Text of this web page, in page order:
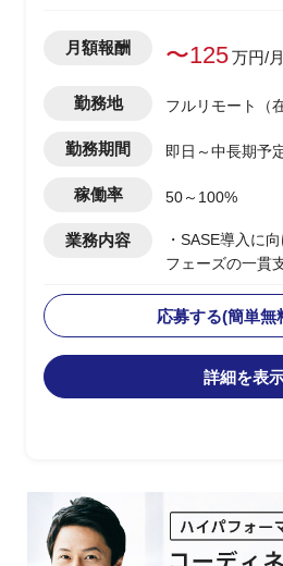
月額報酬 〜125万円/
勤務地 フルリモート（
勤務期間 即日～中長期予
稼働率 50～100%
業務内容
・SASE導入に
フェーズの一貫
ション設計の実
・セールスエン
および提案資料
・複数案件にお
・グローバル展
応募する(簡単無
詳細を表